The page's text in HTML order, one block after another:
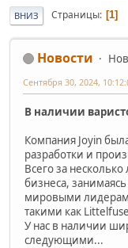
ВНИЗ Страницы 1
Новости
Сентября 30, 2024,
В наличии
Компания Joyin
разработки и
Всего за
бизнеса,
мировыми
такими как
У нас в наличии
следующими...